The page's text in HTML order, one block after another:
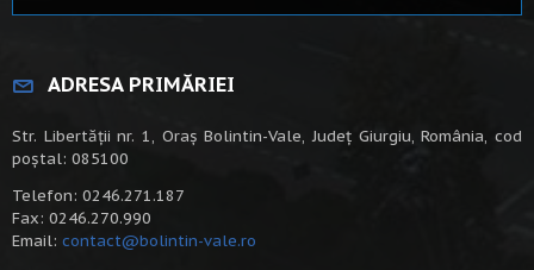
ADRESA PRIMĂRIEI
Str. Libertății nr. 1, Oraș Bolintin-Vale, Județ Giurgiu, România, cod
poștal: 085100
Telefon: 0246.271.187
Fax: 0246.270.990
Email: contact@bolintin-vale.ro